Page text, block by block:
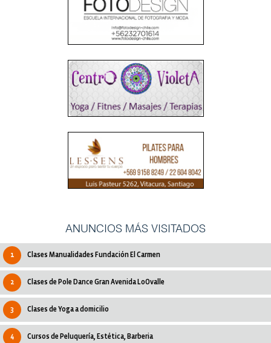
ANUNCIOS MÁS VISITADOS
1 Clases Manualidades Fundación El Carmen
2 Clases de Pole Dance Gran Avenida LoOvalle
3 Clases de Yoga a domicilio
4 Cursos de Peluquería, Estética, Barberia